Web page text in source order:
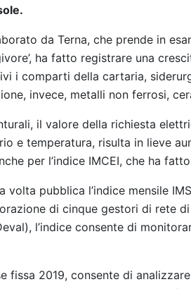
da Terna, che prende in
ha fatto registrare una
i comparti della cartaria,
invece, metalli non ferrosi,
il valore della richiesta
e temperatura, risulta in lieve
per l’indice IMCEI, che ha
volta pubblica l’indice mensile
di cinque gestori di rete
l’indice consente di
fissa 2019, consente di